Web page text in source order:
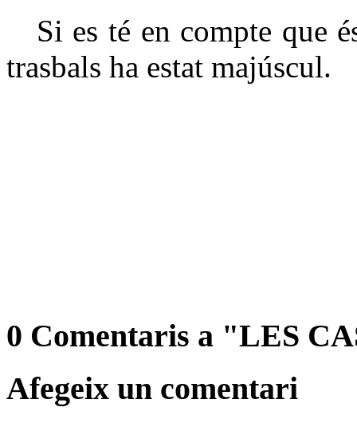
Si es té en compte que
trasbals ha estat majúscul.
0 Comentaris a "LES
Afegeix un comentari